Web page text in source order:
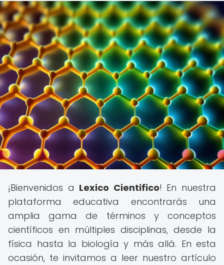
¡Bienvenidos a Lexico Cientifico! En nuestra
plataforma educativa encontrarás una
amplia gama de términos y conceptos
científicos en múltiples disciplinas, desde la
física hasta la biología y más allá. En esta
ocasión, te invitamos a leer nuestro artículo